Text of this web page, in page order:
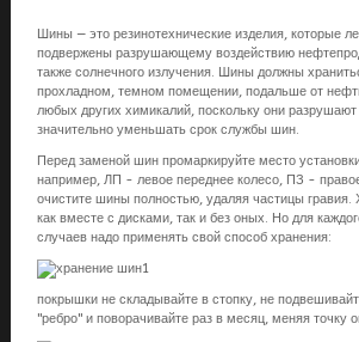
Шины — это резинотехнические изделия, которые
подвержены разрушающему воздействию
также солнечного излучения. Шины должны
прохладном, темном помещении, подальше от
любых других химикалий, поскольку они
значительно уменьшать срок службы шин.
Перед заменой шин промаркируйте место
например, ЛП - левое переднее колесо, ПЗ -
очистите шины полностью, удаляя частицы
как вместе с дисками, так и без оных. Но для
случаев надо применять свой способ хранения:
покрышки не складывайте в стопку, не
"ребро" и поворачивайте раз в месяц, меняя точку